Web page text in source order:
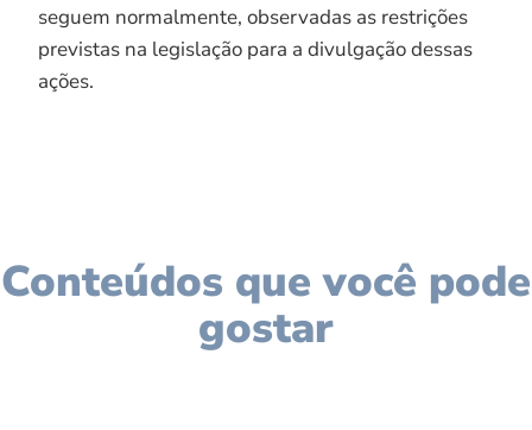
seguem normalmente, observadas as restrições
previstas na legislação para a divulgação dessas
ações.
Conteúdos que você pode
gostar